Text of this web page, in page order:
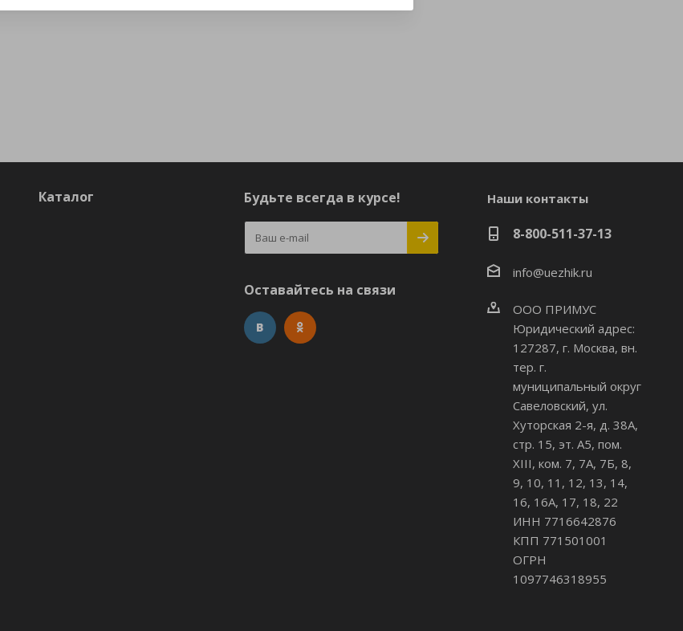
Каталог Будьте всегда в курсе!
Оставайтесь на связи
Наши контакты
8-800-511-37-13
info@uezhik.ru
ООО ПРИМУС
Юридический адрес:
127287, г. Москва, вн.
тер. г.
муниципальный округ
Савеловский, ул.
Хуторская 2-я, д. 38А,
стр. 15, эт. А5, пом.
XIII, ком. 7, 7А, 7Б, 8,
9, 10, 11, 12, 13, 14,
16, 16А, 17, 18, 22
ИНН 7716642876
КПП 771501001
ОГРН
1097746318955